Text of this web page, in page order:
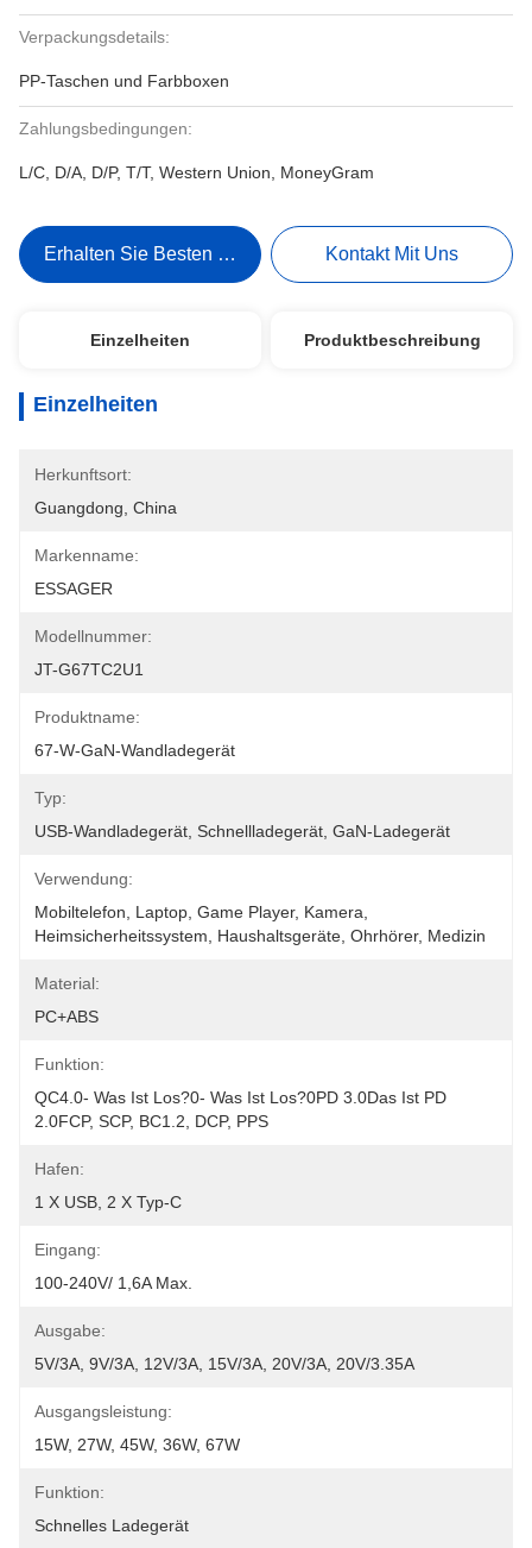
Verpackungsdetails:
PP-Taschen und Farbboxen
Zahlungsbedingungen:
L/C, D/A, D/P, T/T, Western Union, MoneyGram
Erhalten Sie Besten Preis Kontakt Mit Uns
Einzelheiten Produktbeschreibung
Einzelheiten
Herkunftsort:
Guangdong, China
Markenname:
ESSAGER
Modellnummer:
JT-G67TC2U1
Produktname:
67-W-GaN-Wandladegerät
Typ:
USB-Wandladegerät, Schnellladegerät, GaN-Ladegerät
Verwendung:
Mobiltelefon, Laptop, Game Player, Kamera,
Heimsicherheitssystem, Haushaltsgeräte, Ohrhörer, Medizin
Material:
PC+ABS
Funktion:
QC4.0- Was Ist Los?0- Was Ist Los?0PD 3.0Das Ist PD
2.0FCP, SCP, BC1.2, DCP, PPS
Hafen:
1 X USB, 2 X Typ-C
Eingang:
100-240V/ 1,6A Max.
Ausgabe:
5V/3A, 9V/3A, 12V/3A, 15V/3A, 20V/3A, 20V/3.35A
Ausgangsleistung:
15W, 27W, 45W, 36W, 67W
Funktion:
Schnelles Ladegerät